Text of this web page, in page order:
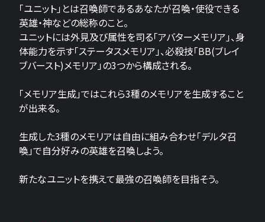
「ユニット」とは召喚師であるあなたが召喚・使役できる
英雄・神などの総称のこと。
ユニットには外見及び属性を司る「アバターメモリア」、身
体能力を示す「ステータスメモリア」、必殺技「BB(ブレイ
ブバースト)メモリア」の3つから構成される。
「メモリア生成」ではこれら3種のメモリアを生成すること
が出来る。
生成した3種のメモリアは自由に組み合わせ「デルタ召
喚」で自分好みの英雄を召喚しよう。
新たなユニットを携えて最強の召喚師を目指そう。